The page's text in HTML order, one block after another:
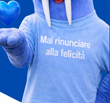
pensato per i
ai 16 anni in
CU.BE SPS